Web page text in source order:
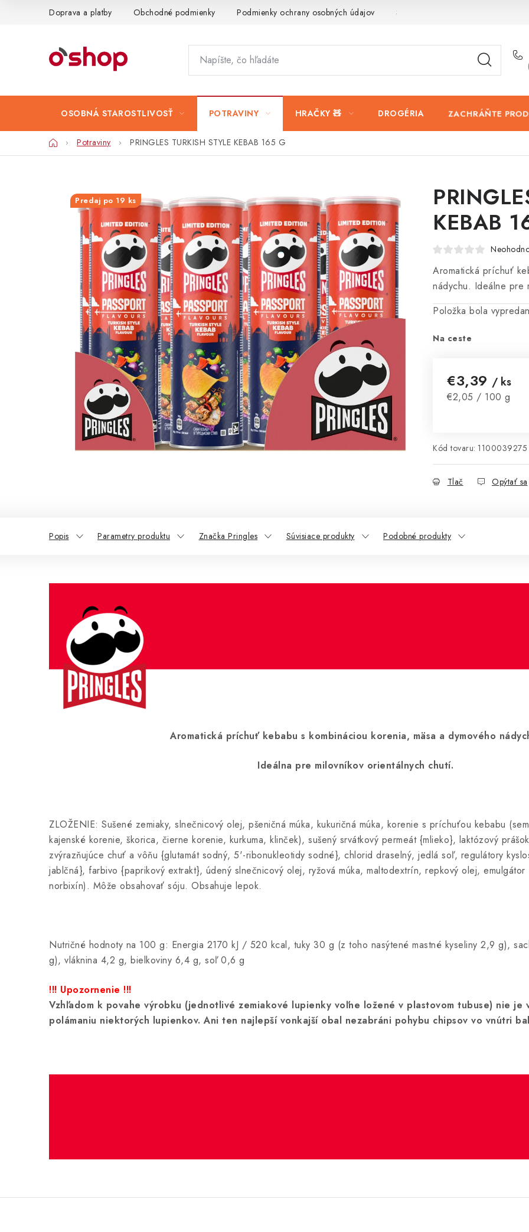
Doprava a platby Obchodné podmienky Podmienky ochrany osobných údajov Servis a reklamácia
OSOBNÁ STAROSTLIVOSŤ POTRAVINY HRAČKY 🧸 DROGÉRIA ZACHRÁŇTE
DomovPotraviny PRINGLES TURKISH STYLE KEBAB 165 G
KEBAB
Aromatická príchuť
nádychu. Ideálne pre
Položka bola
Na ceste
€3,39 / ks
Jednotková cena:
€2,05 / 100 g
Kód tovaru: 1100039275
Tlač Opýtať sa
Predaj po 19 ks
Popis Parametry produktu Značka Pringles Súvisiace produkty Podobné produkty
Aromatická príchuť kebabu s kombináciou korenia, mäsa a dymového
Ideálna pre milovníkov orientálnych chutí.
ZLOŽENIE: Sušené zemiaky, slnečnicový olej, pšeničná múka, kukuričná múka, korenie s príchuťou kebabu
kajenské korenie, škorica, čierne korenie, kurkuma, klinček), sušený srvátkový permeát {mlieko}, laktózový
zvýrazňujúce chuť a vôňu {glutamát sodný, 5'-ribonukleotidy sodné}, chlorid draselný, jedlá soľ, regulátory
jablčná}, farbivo {paprikový extrakt}, údený slnečnicový olej, ryžová múka, maltodextrín, repkový olej,
norbixín). Môže obsahovať sóju. Obsahuje lepok.
Nutričné hodnoty na 100 g: Energia 2170 kJ / 520 kcal, tuky 30 g (z toho nasýtené mastné kyseliny 2,9 g),
g), vláknina 4,2 g, bielkoviny 6,4 g, soľ 0,6 g
!!! Upozornenie !!!
Vzhľadom k povahe výrobku (jednotlivé zemiakové lupienky voľne ložené v plastovom tubuse) nie je
polámaniu niektorých lupienkov. Ani ten najlepší vonkajší obal nezabráni pohybu chipsov vo vnútri